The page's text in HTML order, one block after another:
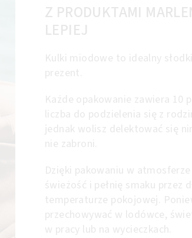
Z PRODUKTAMI
LEPIEJ
Kulki miodowe to idealny
prezent.
Każde opakowanie zawiera 10
liczba do podzielenia się z
jednak wolisz delektować się
nie zabroni.
Dzięki pakowaniu w
świeżość i pełnię smaku przez
temperaturze pokojowej.
przechowywać w lodówce,
w pracy lub na wycieczkach.